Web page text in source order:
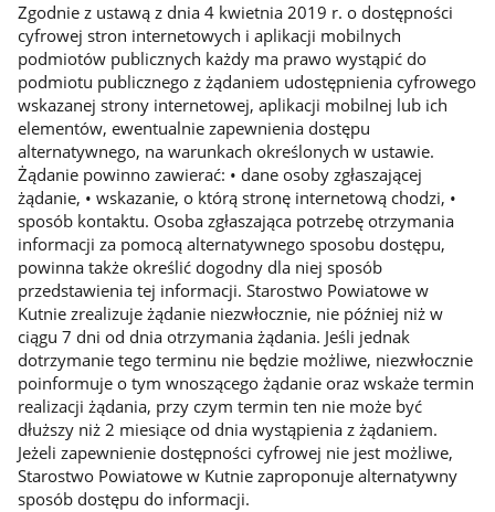
Zgodnie z ustawą z dnia 4 kwietnia 2019 r. o dostępności
cyfrowej stron internetowych i aplikacji mobilnych
podmiotów publicznych każdy ma prawo wystąpić do
podmiotu publicznego z żądaniem udostępnienia cyfrowego
wskazanej strony internetowej, aplikacji mobilnej lub ich
elementów, ewentualnie zapewnienia dostępu
alternatywnego, na warunkach określonych w ustawie.
Żądanie powinno zawierać: • dane osoby zgłaszającej
żądanie, • wskazanie, o którą stronę internetową chodzi, •
sposób kontaktu. Osoba zgłaszająca potrzebę otrzymania
informacji za pomocą alternatywnego sposobu dostępu,
powinna także określić dogodny dla niej sposób
przedstawienia tej informacji. Starostwo Powiatowe w
Kutnie zrealizuje żądanie niezwłocznie, nie później niż w
ciągu 7 dni od dnia otrzymania żądania. Jeśli jednak
dotrzymanie tego terminu nie będzie możliwe, niezwłocznie
poinformuje o tym wnoszącego żądanie oraz wskaże termin
realizacji żądania, przy czym termin ten nie może być
dłuższy niż 2 miesiące od dnia wystąpienia z żądaniem.
Jeżeli zapewnienie dostępności cyfrowej nie jest możliwe,
Starostwo Powiatowe w Kutnie zaproponuje alternatywny
sposób dostępu do informacji.